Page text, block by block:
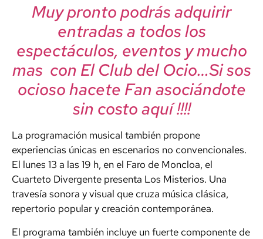
Muy pronto podrás adquirir
entradas a todos los
espectáculos, eventos y mucho
mas con El Club del Ocio…Si sos
ocioso hacete Fan asociándote
sin costo aquí !!!!
La programación musical también propone
experiencias únicas en escenarios no convencionales.
El lunes 13 a las 19 h, en el Faro de Moncloa, el
Cuarteto Divergente presenta Los Misterios. Una
travesía sonora y visual que cruza música clásica,
repertorio popular y creación contemporánea.
El programa también incluye un fuerte componente de